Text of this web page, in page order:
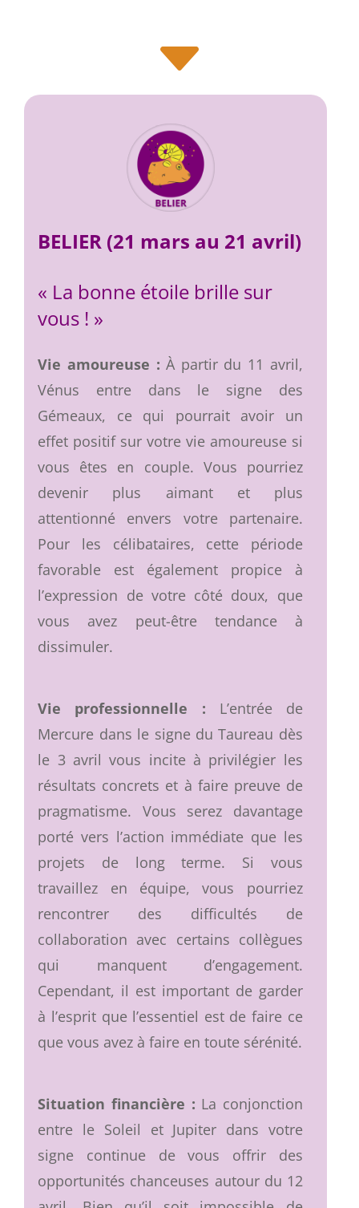
C
BELIER (21 mars au 21 avril)
« La bonne étoile brille sur
vous ! »
Vie amoureuse : À partir du 11 avril,
Vénus entre dans le signe des
Gémeaux, ce qui pourrait avoir un
effet positif sur votre vie amoureuse si
vous êtes en couple. Vous pourriez
devenir plus aimant et plus
attentionné envers votre partenaire.
Pour les célibataires, cette période
favorable est également propice à
l’expression de votre côté doux, que
vous avez peut-être tendance à
dissimuler.
Vie professionnelle : L’entrée de
Mercure dans le signe du Taureau dès
le 3 avril vous incite à privilégier les
résultats concrets et à faire preuve de
pragmatisme. Vous serez davantage
porté vers l’action immédiate que les
projets de long terme. Si vous
travaillez en équipe, vous pourriez
rencontrer des difficultés de
collaboration avec certains collègues
qui manquent d’engagement.
Cependant, il est important de garder
à l’esprit que l’essentiel est de faire ce
que vous avez à faire en toute sérénité.
Situation financière : La conjonction
entre le Soleil et Jupiter dans votre
signe continue de vous offrir des
opportunités chanceuses autour du 12